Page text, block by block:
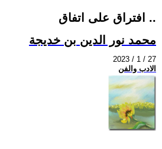
افتراق على اتفاق ..
محمد نور الدين بن خديجة
2023 / 1 / 27
الادب والفن